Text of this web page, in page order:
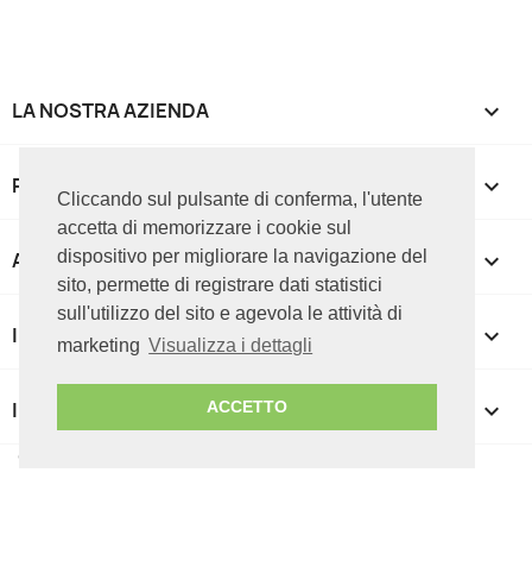
Cliccando sul pulsante di conferma, l'utente
accetta di memorizzare i cookie sul
dispositivo per migliorare la navigazione del
sito, permette di registrare dati statistici
sull'utilizzo del sito e agevola le attività di
marketing Visualizza i dettagli
ACCETTO
LA NOSTRA AZIENDA 
PRODOTTI 
APPROFONDIMENTI 
IL TUO ACCOUNT 
INFORMAZIONI NEGOZIO keyboard_arrow_down
© 2026 ICT CUBE srl - P.IVA 07085050727